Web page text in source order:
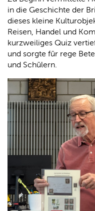
in die Geschichte der
dieses kleine
Reisen, Handel und
kurzweiliges Quiz
und sorgte für rege
und Schülern.